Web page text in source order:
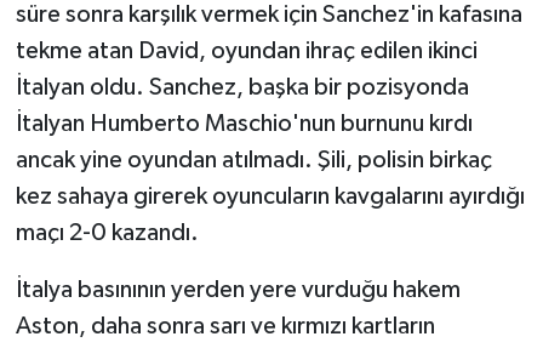
süre sonra karşılık vermek için Sanchez'in kafasına
tekme atan David, oyundan ihraç edilen ikinci
İtalyan oldu. Sanchez, başka bir pozisyonda
İtalyan Humberto Maschio'nun burnunu kırdı
ancak yine oyundan atılmadı. Şili, polisin birkaç
kez sahaya girerek oyuncuların kavgalarını ayırdığı
maçı 2-0 kazandı.
İtalya basınının yerden yere vurduğu hakem
Aston, daha sonra sarı ve kırmızı kartların